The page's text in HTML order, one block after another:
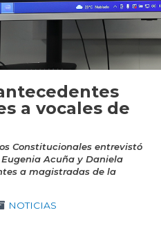
a vocales de
Constitucionales entrevistó
Acuña y Daniela
a magistradas de la
NOTICIAS